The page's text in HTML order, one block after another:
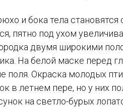
и бока тела
пятно под ухом
двумя широкими
На белой маске перед
поля. Окраска молодых
в летнем пере, но у них
на светло-бурых